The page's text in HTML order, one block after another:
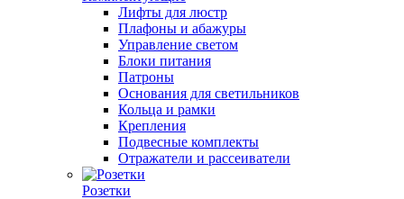
Лифты для люстр
Плафоны и абажуры
Управление светом
Блоки питания
Патроны
Основания для светильников
Кольца и рамки
Крепления
Подвесные комплекты
Отражатели и рассеиватели
Розетки